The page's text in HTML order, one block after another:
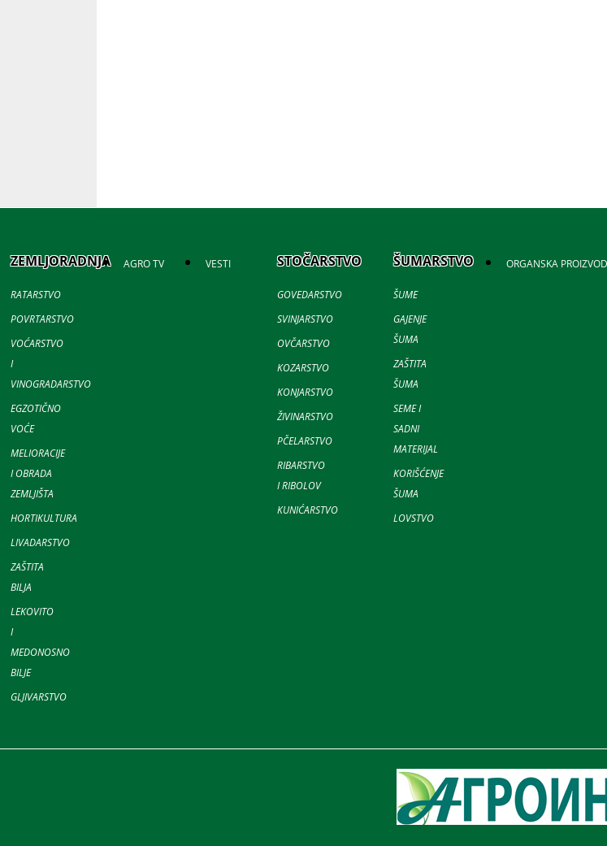
ZEMLJORADNJA
RATARSTVO
POVRTARSTVO
VOĆARSTVO
I
VINOGRADARSTVO
EGZOTIČNO
VOĆE
MELIORACIJE
I OBRADA
ZEMLJIŠTA
HORTIKULTURA
LIVADARSTVO
ZAŠTITA
BILJA
LEKOVITO
I
MEDONOSNO
BILJE
GLJIVARSTVO
AGRO TV VESTI STOČARSTVO
GOVEDARSTVO
SVINJARSTVO
OVČARSTVO
KOZARSTVO
KONJARSTVO
ŽIVINARSTVO
PČELARSTVO
RIBARSTVO
I RIBOLOV
KUNIĆARSTVO
ŠUMARSTVO
ŠUME
GAJENJE
ŠUMA
ZAŠTITA
ŠUMA
SEME I
SADNI
MATERIJAL
KORIŠĆENJE
ŠUMA
LOVSTVO
ORGANSKA